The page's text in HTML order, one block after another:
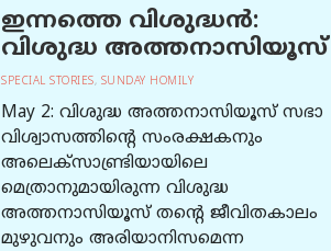
ഇന്നത്തെ വിശുദ്ധന്‍:
വിശുദ്ധ അത്തനാസിയൂസ്
SPECIAL STORIES, SUNDAY HOMILY
May 2: വിശുദ്ധ അത്തനാസിയൂസ് സഭാ
വിശ്വാസത്തിന്റെ സംരക്ഷകനും
അലെക്സാണ്ട്രിയായിലെ
മെത്രാനുമായിരുന്ന വിശുദ്ധ
അത്തനാസിയൂസ് തന്റെ ജീവിതകാലം
മുഴുവനും അരിയാനിസമെന്ന